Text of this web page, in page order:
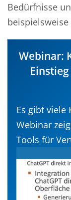
Bedürfnisse
beispielsweise
Webinar:
Es gibt viele
Webinar
Tools für